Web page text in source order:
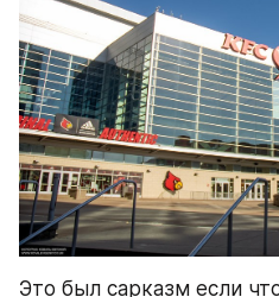
Это был сарказм если